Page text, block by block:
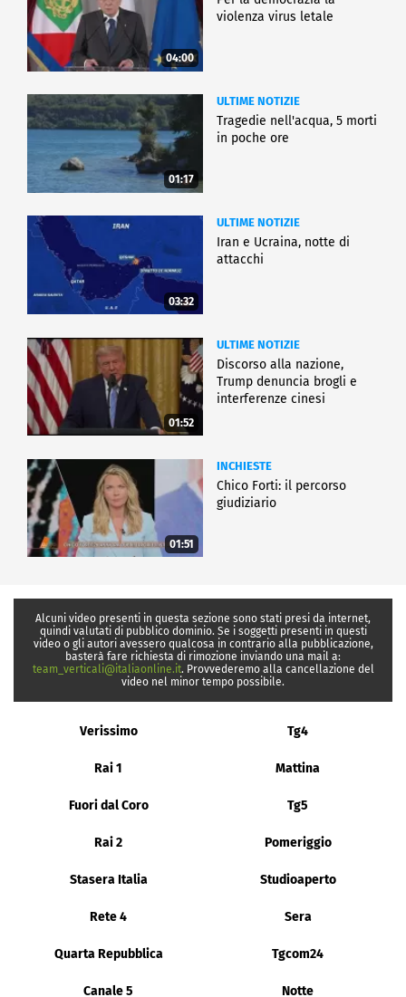
04:00
violenza virus letale
01:17
ULTIME NOTIZIE
Tragedie nell'acqua, 5 morti
in poche ore
03:32
ULTIME NOTIZIE
Iran e Ucraina, notte di
attacchi
01:52
ULTIME NOTIZIE
Discorso alla nazione,
Trump denuncia brogli e
interferenze cinesi
01:51
INCHIESTE
Chico Forti: il percorso
giudiziario
Alcuni video presenti in questa sezione sono stati presi da internet,
quindi valutati di pubblico dominio. Se i soggetti presenti in questi
video o gli autori avessero qualcosa in contrario alla pubblicazione,
basterà fare richiesta di rimozione inviando una mail a:
team_verticali@italiaonline.it. Provvederemo alla cancellazione del
video nel minor tempo possibile.
Verissimo Tg4
Rai 1 Mattina
Fuori dal Coro Tg5
Rai 2 Pomeriggio
Stasera Italia Studioaperto
Rete 4 Sera
Quarta Repubblica Tgcom24
Canale 5 Notte